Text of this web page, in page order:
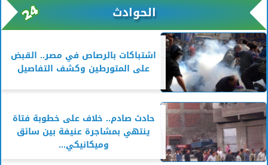
الحوادث
اشتباكات بالرصاص في مصر.. القبض
على المتورطين وكشف التفاصيل
حادث صادم.. خلاف على خطوبة فتاة
ينتهي بمشاجرة عنيفة بين سائق
وميكانيكي...